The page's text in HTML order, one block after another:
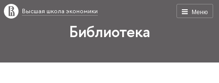
Меню
Высшая школа экономики
Библиотека